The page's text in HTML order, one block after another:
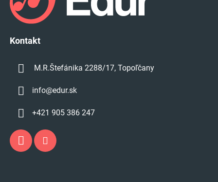
Kontakt
M.R.Štefánika 2288/17, Topoľčany
info@edur.sk
+421 905 386 247